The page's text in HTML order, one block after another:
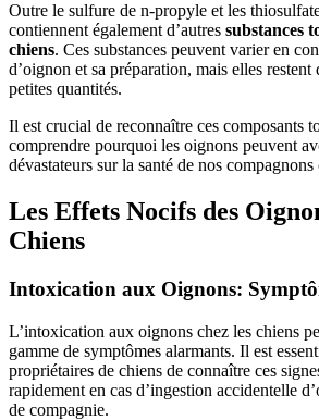
Outre le sulfure de n-propyle et les
contiennent également d’autres substances
chiens. Ces substances peuvent varier en
d’oignon et sa préparation, mais elles restent
petites quantités.
Il est crucial de reconnaître ces composants
comprendre pourquoi les oignons peuvent
dévastateurs sur la santé de nos
Les Effets Nocifs des
Chiens
Intoxication aux Oignons:
L’intoxication aux oignons chez les chiens
gamme de symptômes alarmants. Il est
propriétaires de chiens de connaître ces
rapidement en cas d’ingestion accidentelle
de compagnie.